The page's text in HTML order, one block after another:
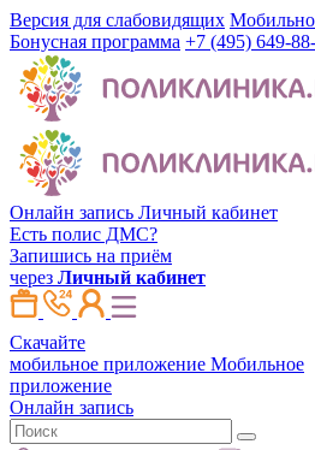
Версия для слабовидящих
Бонусная программа +7 (495) 649-
Онлайн запись Личный кабинет
Есть полис ДМС?
Запишись на приём
через Личный кабинет
Скачайте
мобильное приложение Мобильное
приложение
Онлайн запись